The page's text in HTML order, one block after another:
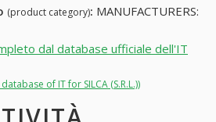
(product category): MANUFACTURERS:
dal database ufficiale dell'IT
of IT for SILCA (S.R.L.))